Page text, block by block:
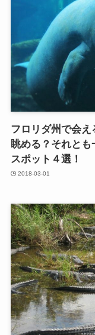
フロリダ州で会え
眺める？それと
スポット４選！
2018-03-01